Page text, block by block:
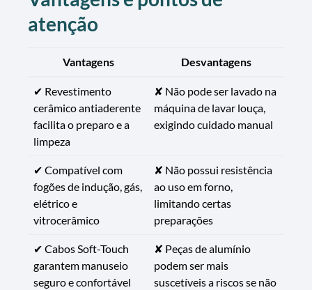
atenção
Vantagens Desvantagens
✔ Revestimento
cerâmico antiaderente
facilita o preparo e a
limpeza
✘ Não pode ser lavado na
máquina de lavar louça,
exigindo cuidado manual
✔ Compatível com
fogões de indução, gás,
elétrico e
vitrocerâmico
✘ Não possui resistência
ao uso em forno,
limitando certas
preparações
✔ Cabos Soft-Touch
garantem manuseio
seguro e confortável
✘ Peças de alumínio
podem ser mais
suscetíveis a riscos se não